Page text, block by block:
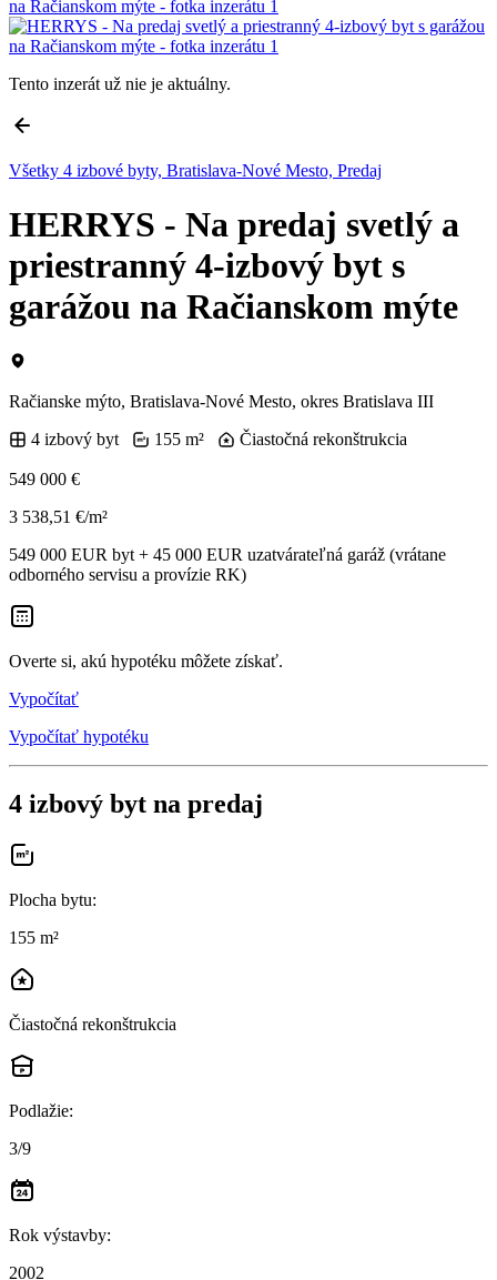
Tento inzerát už nie je aktuálny.
Všetky 4 izbové byty, Bratislava-Nové Mesto, Predaj
HERRYS - Na predaj svetlý a
priestranný 4-izbový byt s
garážou na Račianskom mýte
Račianske mýto, Bratislava-Nové Mesto, okres Bratislava III
4 izbový byt
155 m² Čiastočná rekonštrukcia
549 000 €
3 538,51 €/m²
549 000 EUR byt + 45 000 EUR uzatvárateľná garáž (vrátane
odborného servisu a provízie RK)
Overte si, akú hypotéku môžete získať.
Vypočítať
Vypočítať hypotéku
4 izbový byt na predaj
Plocha bytu:
155 m²
Čiastočná rekonštrukcia
Podlažie:
3/9
Rok výstavby:
2002